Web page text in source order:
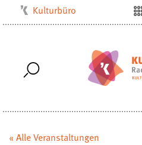
Kulturbüro
Stadtarchiv
Stadtbibliothek
Villa Bosch
« Alle Veranstaltungen